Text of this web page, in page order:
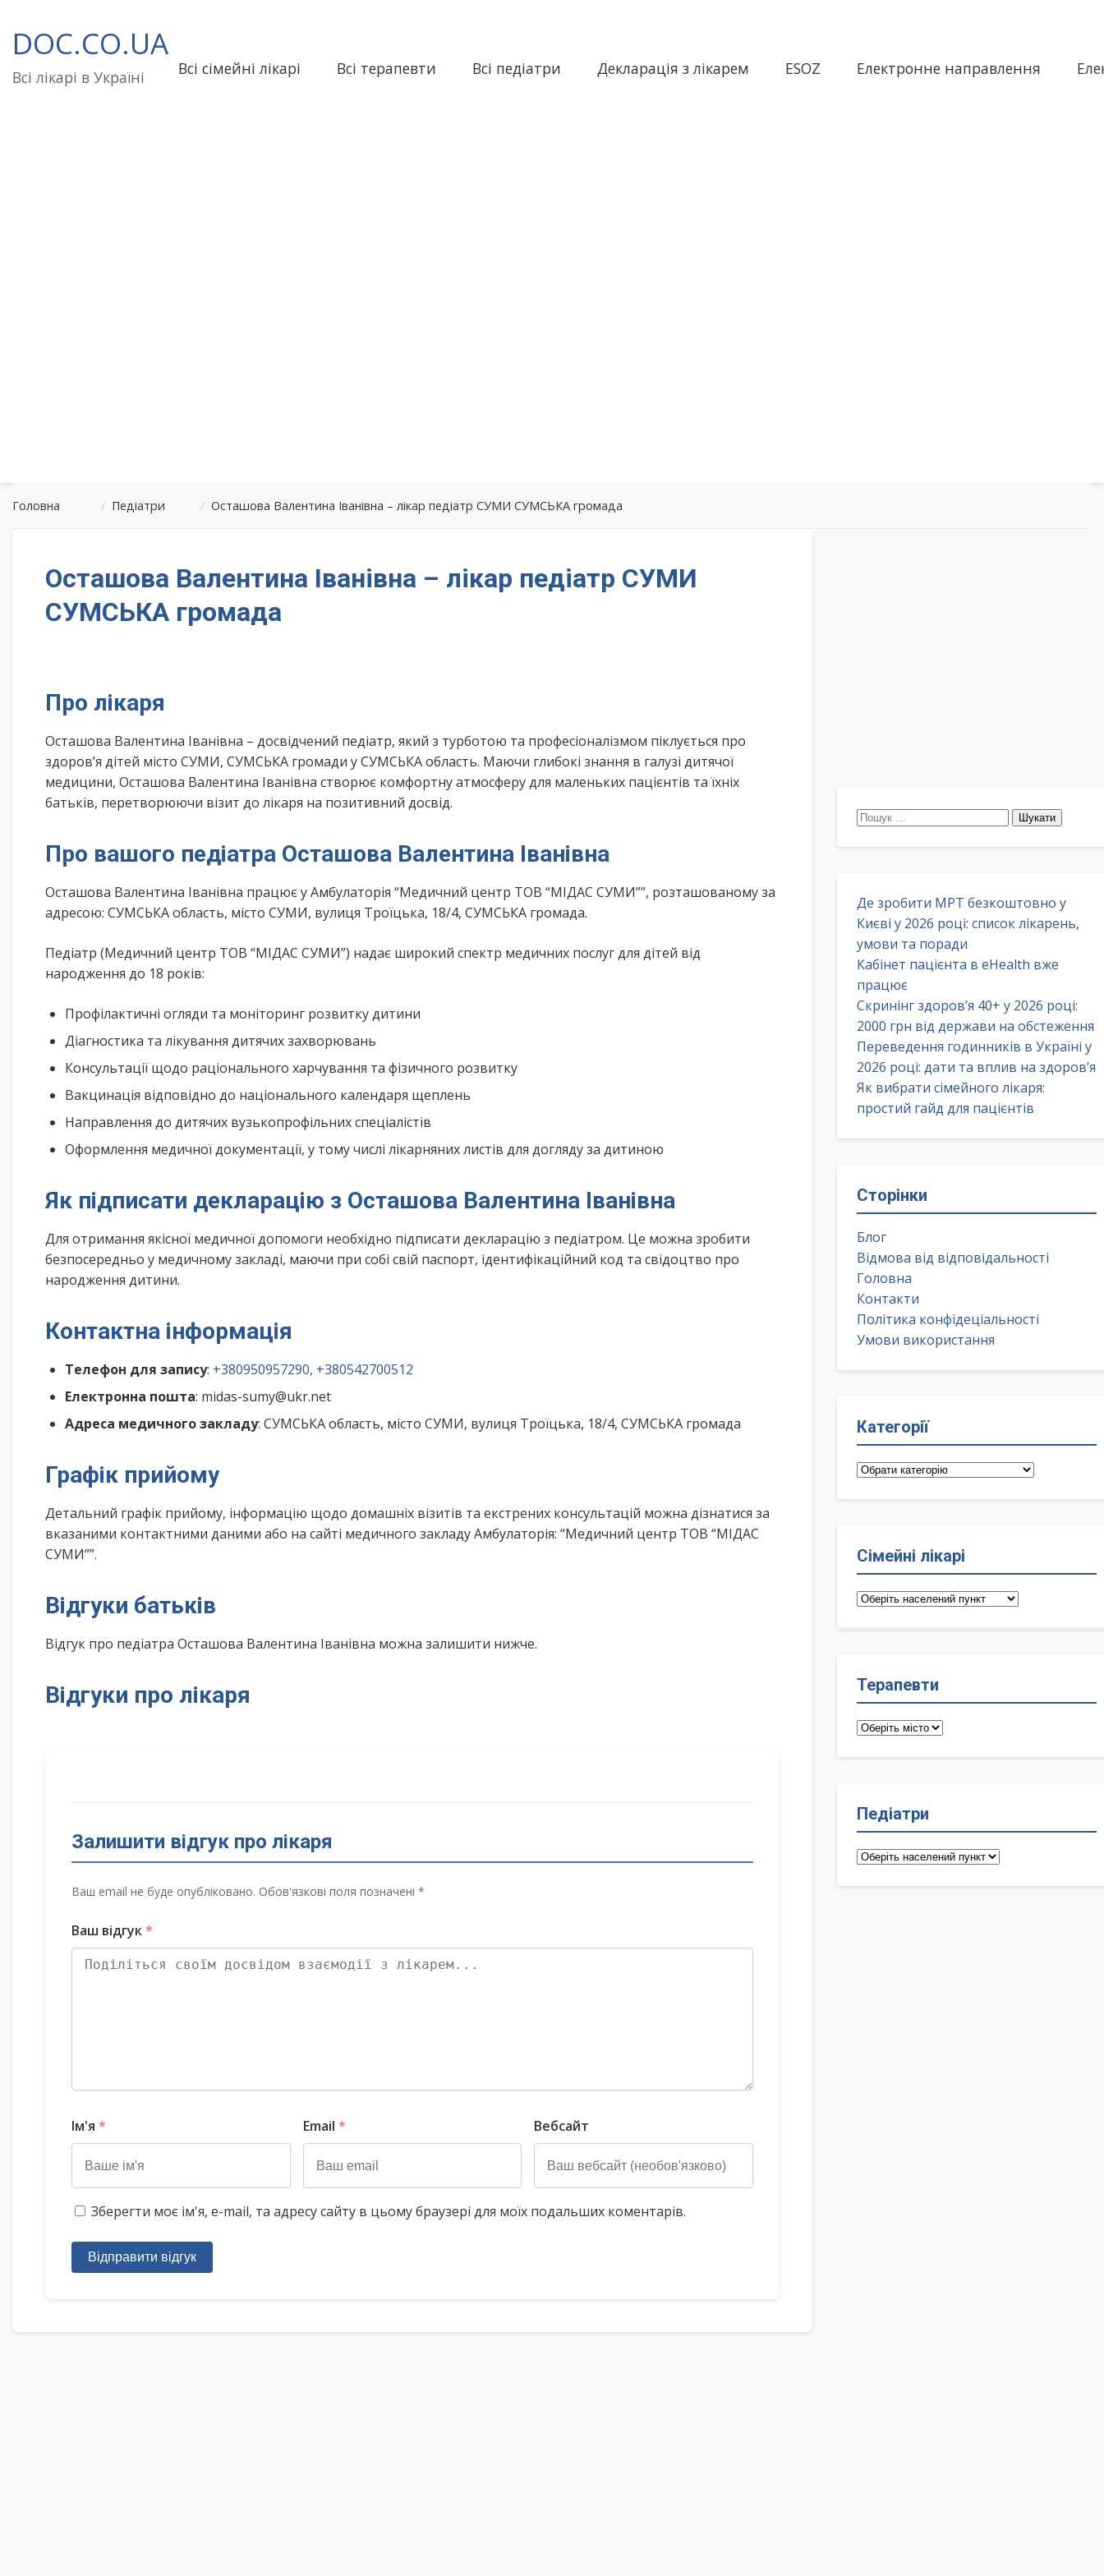
до
вмісту
DOC.CO.UA
Всі лікарі в Україні Всі сімейні лікарі Всі терапевти Всі педіатри Декларація з лікарем ESOZ Електронне направлення
Головна / Педіатри / Осташова Валентина Іванівна – лікар педіатр СУМИ СУМСЬКА громада
Осташова Валентина Іванівна – лікар педіатр СУМИ
СУМСЬКА громада
Про лікаря
Осташова Валентина Іванівна – досвідчений педіатр, який з турботою та професіоналізмом піклується про
здоров’я дітей місто СУМИ, СУМСЬКА громади у СУМСЬКА область. Маючи глибокі знання в галузі дитячої
медицини, Осташова Валентина Іванівна створює комфортну атмосферу для маленьких пацієнтів та їхніх
батьків, перетворюючи візит до лікаря на позитивний досвід.
Про вашого педіатра Осташова Валентина Іванівна
Осташова Валентина Іванівна працює у Амбулаторія “Медичний центр ТОВ “МІДАС СУМИ””, розташованому за
адресою: СУМСЬКА область, місто СУМИ, вулиця Троїцька, 18/4, СУМСЬКА громада.
Педіатр (Медичний центр ТОВ “МІДАС СУМИ”) надає широкий спектр медичних послуг для дітей від
народження до 18 років:
Профілактичні огляди та моніторинг розвитку дитини
Діагностика та лікування дитячих захворювань
Консультації щодо раціонального харчування та фізичного розвитку
Вакцинація відповідно до національного календаря щеплень
Направлення до дитячих вузькопрофільних спеціалістів
Оформлення медичної документації, у тому числі лікарняних листів для догляду за дитиною
Як підписати декларацію з Осташова Валентина Іванівна
Для отримання якісної медичної допомоги необхідно підписати декларацію з педіатром. Це можна зробити
безпосередньо у медичному закладі, маючи при собі свій паспорт, ідентифікаційний код та свідоцтво про
народження дитини.
Контактна інформація
Телефон для запису: +380950957290, +380542700512
Електронна пошта: midas-sumy@ukr.net
Адреса медичного закладу: СУМСЬКА область, місто СУМИ, вулиця Троїцька, 18/4, СУМСЬКА громада
Графік прийому
Детальний графік прийому, інформацію щодо домашніх візитів та екстрених консультацій можна дізнатися за
вказаними контактними даними або на сайті медичного закладу Амбулаторія: “Медичний центр ТОВ “МІДАС
СУМИ””.
Відгуки батьків
Відгук про педіатра Осташова Валентина Іванівна можна залишити нижче.
Відгуки про лікаря
Залишити відгук про лікаря
Ваш email не буде опубліковано. Обов'язкові поля позначені *
Ваш відгук*
Ім'я * Email * Вебсайт
Зберегти моє ім'я, e-mail, та адресу сайту в цьому браузері для моїх подальших коментарів.
Відправити відгук
Пошук:
Де зробити МРТ безкоштовно у
Києві у 2026 році: список лікарень,
умови та поради
Кабінет пацієнта в eHealth вже
працює
Скринінг здоров’я 40+ у 2026 році:
2000 грн від держави на обстеження
Переведення годинників в Україні у
2026 році: дати та вплив на здоров’я
Як вибрати сімейного лікаря:
простий гайд для пацієнтів
Сторінки
Блог
Відмова від відповідальності
Головна
Контакти
Політика конфідеціальності
Умови використання
Категорії
Категорії
Сімейні лікарі
Сімейні
Терапевти
Терапевти
Педіатри
Педіатри